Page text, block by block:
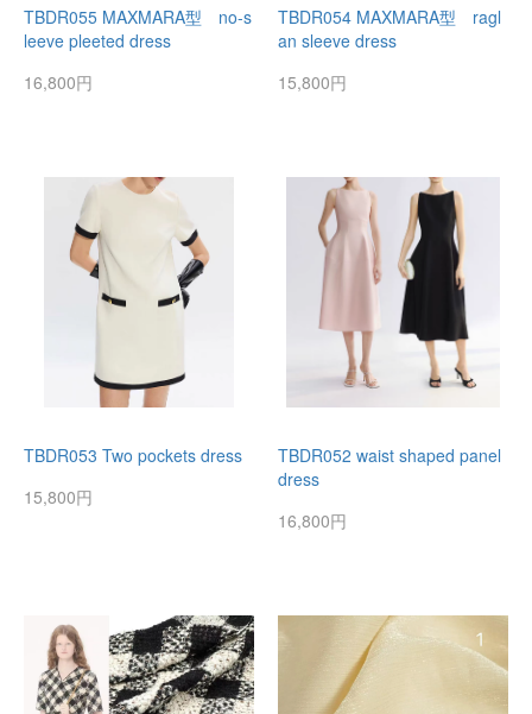
TBDR055 MAXMARA型 no-s
leeve pleeted dress
16,800円
TBDR054 MAXMARA型 ragl
an sleeve dress
15,800円
TBDR053 Two pockets dress
15,800円
TBDR052 waist shaped panel
dress
16,800円